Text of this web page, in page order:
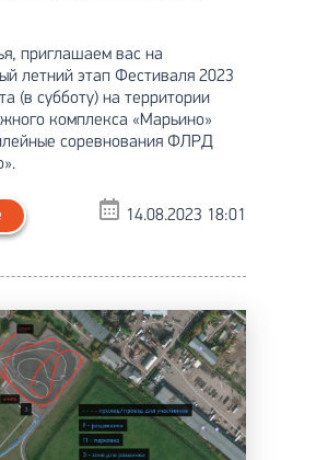
приглашаем вас на
летний этап Фестиваля 2023
(в субботу) на территории
комплекса «Марьино»
соревнования ФЛРД
14.08.2023 18:01